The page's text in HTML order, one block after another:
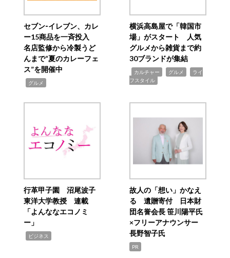
セブン‐イレブン、カレ
ー15商品を一斉投入
名店監修から冷製うど
んまで“夏のカレーフェ
ス”を開催中
グルメ
横浜高島屋で「韓国市
場」がスタート 人気
グルメから雑貨まで約
30ブランドが集結
カルチャー グルメ
ライ
フスタイル
行革甲子園 沼尾波子
東洋大学教授 連載
「よんななエコノミ
ー」
ビジネス
故人の「想い」かなえ
る 遺贈寄付 日本財
団名誉会長 笹川陽平氏
×フリーアナウンサー
長野智子氏
PR